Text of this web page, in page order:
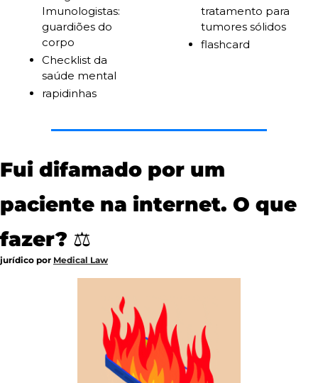
Imunologistas:
guardiões do
corpo
Checklist da
saúde mental
rapidinhas
tratamento para
tumores sólidos
flashcard
Fui difamado por um
paciente na internet. O que
fazer? ⚖
jurídico por Medical Law